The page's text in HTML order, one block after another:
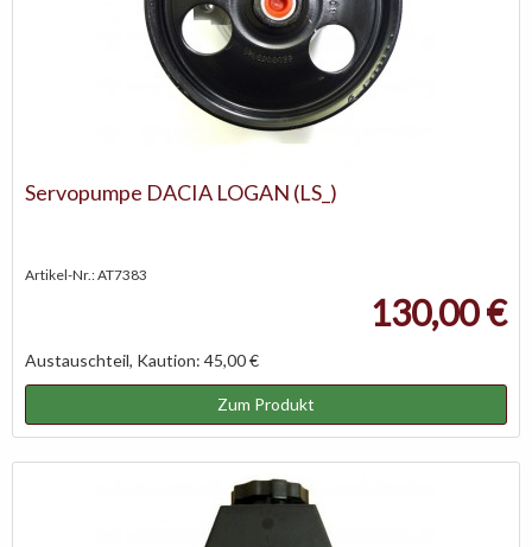
Servopumpe DACIA LOGAN (LS_)
Artikel-Nr.: AT7383
130,00 €
Austauschteil, Kaution: 45,00 €
Zum Produkt